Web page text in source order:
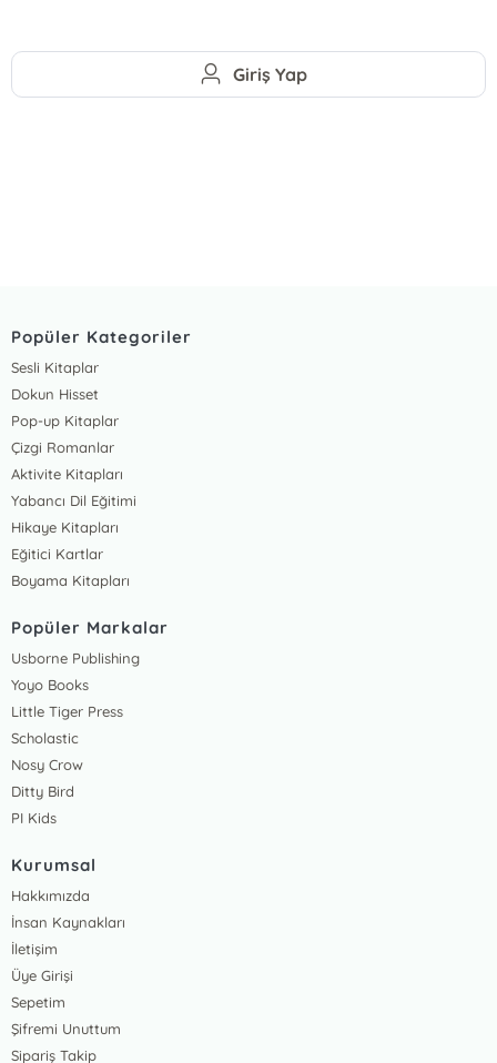
Giriş Yap
Popüler Kategoriler
Sesli Kitaplar
Dokun Hisset
Pop-up Kitaplar
Çizgi Romanlar
Aktivite Kitapları
Yabancı Dil Eğitimi
Hikaye Kitapları
Eğitici Kartlar
Boyama Kitapları
Popüler Markalar
Usborne Publishing
Yoyo Books
Little Tiger Press
Scholastic
Nosy Crow
Ditty Bird
PI Kids
Kurumsal
Hakkımızda
İnsan Kaynakları
İletişim
Üye Girişi
Sepetim
Şifremi Unuttum
Sipariş Takip